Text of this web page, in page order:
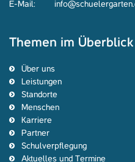
E-Mail:
Themen im Überblick
Über uns
Leistungen
Standorte
Menschen
Karriere
Partner
Schulverpflegung
Aktuelles und Termine